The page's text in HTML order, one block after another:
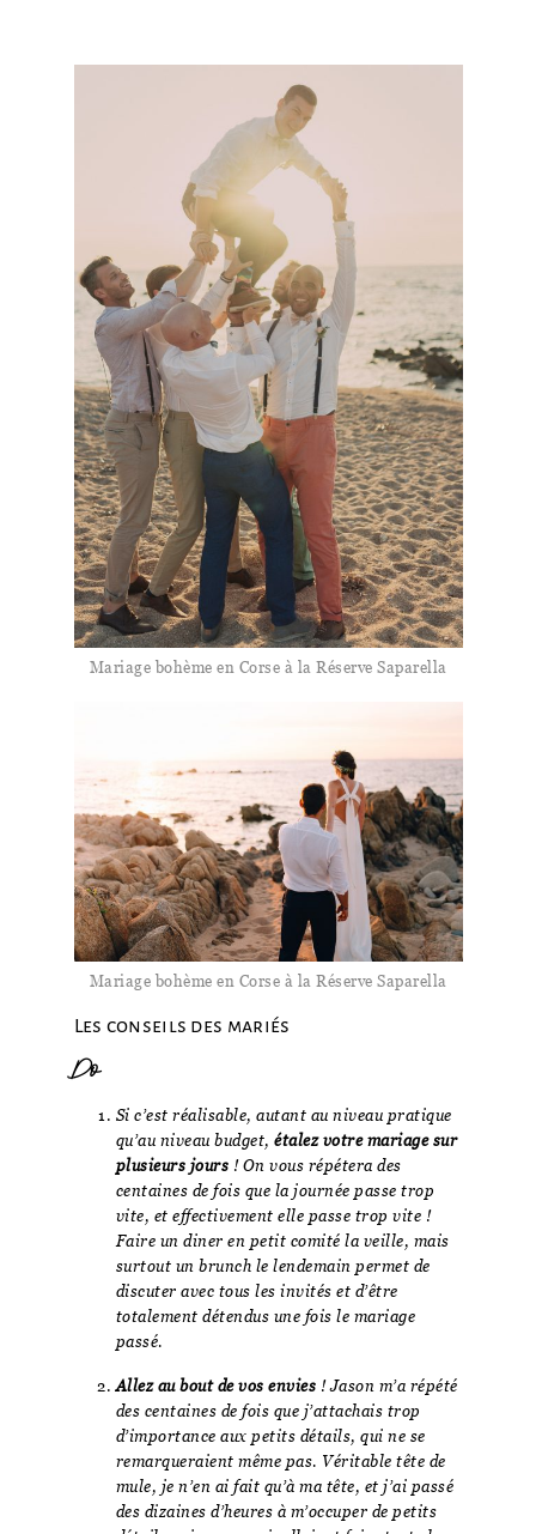
Mariage bohème en Corse à la Réserve Saparella
Mariage bohème en Corse à la Réserve Saparella
Les conseils des mariés
Do
Si c’est réalisable, autant au niveau pratique
qu’au niveau budget, étalez votre mariage sur
plusieurs jours ! On vous répétera des
centaines de fois que la journée passe trop
vite, et effectivement elle passe trop vite !
Faire un diner en petit comité la veille, mais
surtout un brunch le lendemain permet de
discuter avec tous les invités et d’être
totalement détendus une fois le mariage
passé.
Allez au bout de vos envies ! Jason m’a répété
des centaines de fois que j’attachais trop
d’importance aux petits détails, qui ne se
remarqueraient même pas. Véritable tête de
mule, je n’en ai fait qu’à ma tête, et j’ai passé
des dizaines d’heures à m’occuper de petits